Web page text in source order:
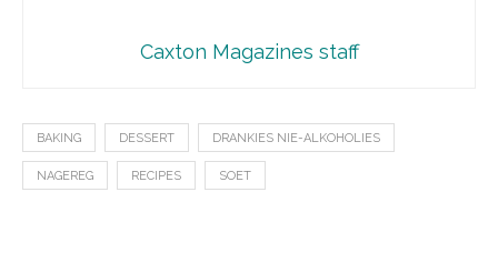
Caxton Magazines staff
BAKING DESSERT DRANKIES NIE-ALKOHOLIES
NAGEREG RECIPES SOET